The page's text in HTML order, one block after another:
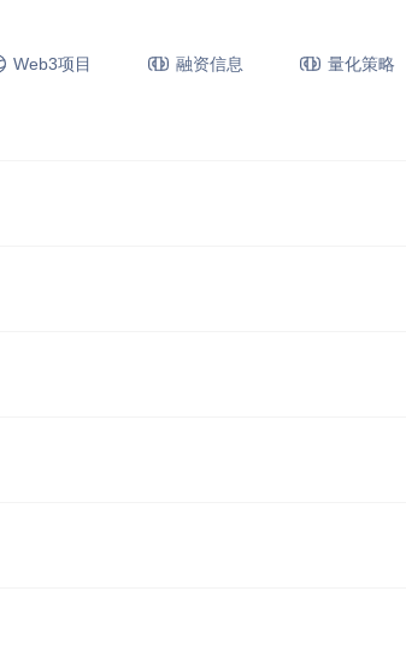
Web3项目 融资信息 量化策略